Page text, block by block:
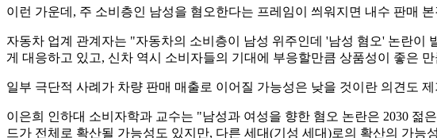
이런 가운데, 주 소비층인 남성을 혐오한다는 프레임이 씌워지면 내수 판매
자동차 업계 관계자는 "자동차의 소비층이 남성 위주인데 '남성 혐오' 논란
게 대응하고 있고, 신차 역시 소비자들의 기대에 부응할만큼 상품성이 좋은
일부 극단적 사례가 차량 판매 매출로 이어질 가능성은 낮을 것이란 의견도 제
이은희 인하대 소비자학과 교수는 "남성과 여성을 향한 혐오 논란은 2030
드가 전체로 확산될 가능성도 있지만, 다른 세대(기성 세대)로의 확산의 가능